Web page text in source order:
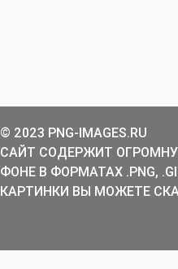
© 2023 PNG-IMAGES.RU
САЙТ СОДЕРЖИТ
ФОНЕ В ФОРМАТАХ .PNG,
КАРТИНКИ ВЫ МОЖЕТЕ